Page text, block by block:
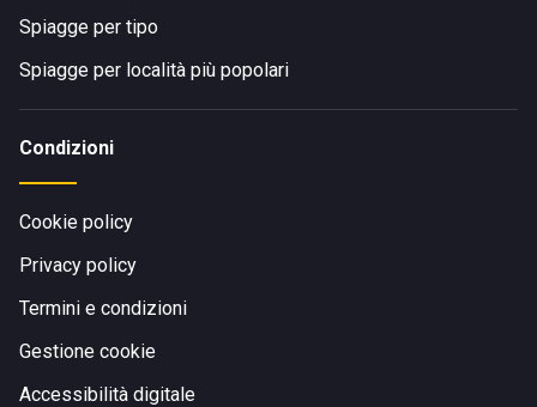
Spiagge per tipo
Spiagge per località più popolari
Condizioni
Cookie policy
Privacy policy
Termini e condizioni
Gestione cookie
Accessibilità digitale